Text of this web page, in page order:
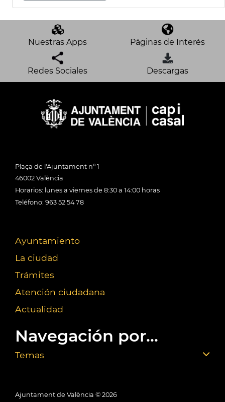
Nuestras Apps Páginas de Interés
Redes Sociales Descargas
Plaça de l'Ajuntament nº 1
46002 València
Horarios: lunes a viernes de 8:30 a 14:00 horas
Teléfono: 963 52 54 78
Ayuntamiento
La ciudad
Trámites
Atención ciudadana
Actualidad
Navegación por...
Temas
Ajuntament de València © 2026